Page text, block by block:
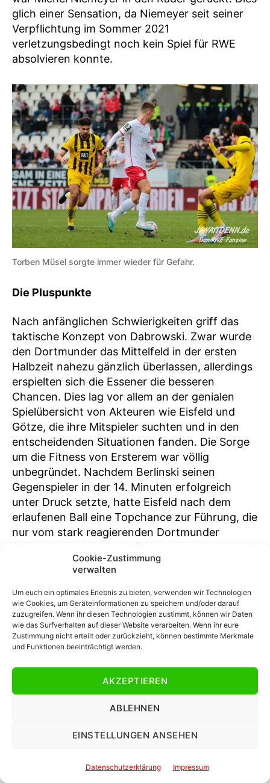
Cookie-Zustimmung
verwalten
Um euch ein optimales Erlebnis zu bieten, verwenden wir Technologien
wie Cookies, um Geräteinformationen zu speichern und/oder darauf
zuzugreifen. Wenn ihr diesen Technologien zustimmt, können wir Daten
wie das Surfverhalten auf dieser Website verarbeiten. Wenn ihr eure
Zustimmung nicht erteilt oder zurückzieht, können bestimmte Merkmale
und Funktionen beeinträchtigt werden.
AKZEPTIEREN
ABLEHNEN
EINSTELLUNGEN ANSEHEN
Datenschutzerklärung Impressum
glich einer Sensation, da Niemeyer seit seiner
Verpflichtung im Sommer 2021
verletzungsbedingt noch kein Spiel für RWE
absolvieren konnte.
Torben Müsel sorgte immer wieder für Gefahr.
Die Pluspunkte
Nach anfänglichen Schwierigkeiten griff das
taktische Konzept von Dabrowski. Zwar wurde
den Dortmunder das Mittelfeld in der ersten
Halbzeit nahezu gänzlich überlassen, allerdings
erspielten sich die Essener die besseren
Chancen. Dies lag vor allem an der genialen
Spielübersicht von Akteuren wie Eisfeld und
Götze, die ihre Mitspieler suchten und in den
entscheidenden Situationen fanden. Die Sorge
um die Fitness von Ersterem war völlig
unbegründet. Nachdem Berlinski seinen
Gegenspieler in der 14. Minuten erfolgreich
unter Druck setzte, hatte Eisfeld nach dem
erlaufenen Ball eine Topchance zur Führung, die
nur vom stark reagierenden Dortmunder
Schlussmann Lotka vereitelt werden konnte. 16
Minuten später war Wiegel noch näher dran,
aber nach dem Zuspiel von Eisfeld klatschte der
Ball an den Pfosten. Hätte der ständige
Unruheherd Müsel nach toller Vorarbeit von
Götze nicht den Ball kurz vor der Pause
vertändelt, wäre dies die dritte Topchance in
Hälfte eins gewesen. Nach dem Halbzeittee, der
in der Essener Kabine sehr gut geschmeckt
haben muss, konnte sich die Mannschaft
endlich belohnen: Eisfeld netzte in der 51.
Minute traumhaft in das Kreuzeck ein und
Engelmann zum 2:0 in der 85. Minute per Kopf
Müsel erhöhen können, aber der traf nur den